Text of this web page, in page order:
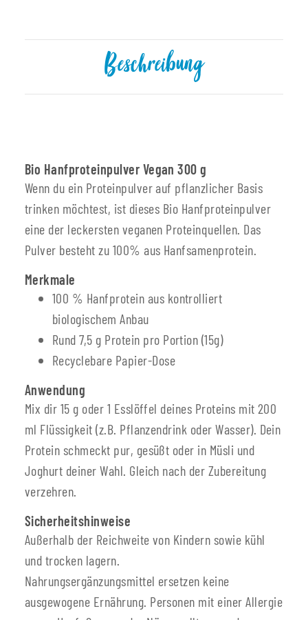
Beschreibung
Bio Hanfproteinpulver Vegan 300 g
Wenn du ein Proteinpulver auf pflanzlicher Basis
trinken möchtest, ist dieses Bio Hanfproteinpulver
eine der leckersten veganen Proteinquellen. Das
Pulver besteht zu 100% aus Hanfsamenprotein.
Merkmale
100 % Hanfprotein aus kontrolliert
biologischem Anbau
Rund 7,5 g Protein pro Portion (15g)
Recyclebare Papier-Dose
Anwendung
Mix dir 15 g oder 1 Esslöffel deines Proteins mit 200
ml Flüssigkeit (z.B. Pflanzendrink oder Wasser). Dein
Protein schmeckt pur, gesüßt oder in Müsli und
Joghurt deiner Wahl. Gleich nach der Zubereitung
verzehren.
Sicherheitshinweise
Außerhalb der Reichweite von Kindern sowie kühl
und trocken lagern.
Nahrungsergänzungsmittel ersetzen keine
ausgewogene Ernährung. Personen mit einer Allergie